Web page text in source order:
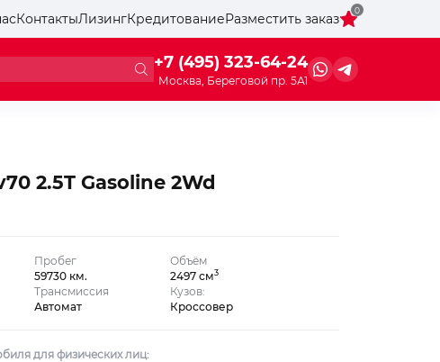
КонтактыЛизингКредитованиеРазместить заказ
0
+7 (495) 323-64-24
Москва, Береговой пр. 5А1
2.5T Gasoline 2Wd
Пробег
59730 км.
Объём
2497 см3
Трансмиссия
Автомат
Кузов:
Кроссовер
для физических лиц: